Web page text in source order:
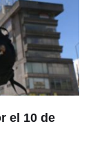
el 10 de